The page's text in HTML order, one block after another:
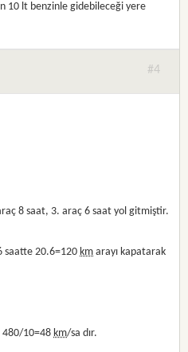
10 lt benzinle gidebileceği yere
#4
8 saat, 3. araç 6 saat yol gitmiştir.
6 saatte 20.6=120 km arayı kapatarak
480/10=48 km/sa dır.